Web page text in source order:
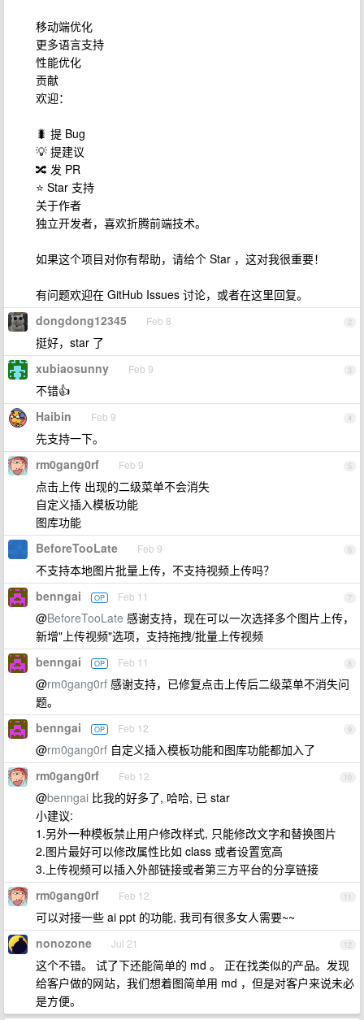
移动端优化
更多语言支持
性能优化
贡献
欢迎：
🐛 提 Bug
💡 提建议
🔀 发 PR
⭐ Star 支持
关于作者
独立开发者，喜欢折腾前端技术。
如果这个项目对你有帮助，请给个 Star ，这对我很重要！
有问题欢迎在 GitHub Issues 讨论，或者在这里回复。
2
dongdong12345 Feb 8
挺好，star 了
3
xubiaosunny Feb 9
不错👍
4
Haibin Feb 9
先支持一下。
5
rm0gang0rf Feb 9
点击上传 出现的二级菜单不会消失
自定义插入模板功能
图库功能
6
BeforeTooLate Feb 9
不支持本地图片批量上传，不支持视频上传吗？
7
benngai OP Feb 11
@BeforeTooLate 感谢支持，现在可以一次选择多个图片上传，
新增"上传视频"选项，支持拖拽/批量上传视频
8
benngai OP Feb 11
@rm0gang0rf 感谢支持，已修复点击上传后二级菜单不消失问
题。
9
benngai OP Feb 12
@rm0gang0rf 自定义插入模板功能和图库功能都加入了
10
rm0gang0rf Feb 12
@benngai 比我的好多了, 哈哈, 已 star
小建议:
1.另外一种模板禁止用户修改样式, 只能修改文字和替换图片
2.图片最好可以修改属性比如 class 或者设置宽高
3.上传视频可以插入外部链接或者第三方平台的分享链接
11
rm0gang0rf Feb 12
可以对接一些 ai ppt 的功能, 我司有很多女人需要~~
12
nonozone Jul 21
这个不错。 试了下还能简单的 md 。 正在找类似的产品。发现
给客户做的网站，我们想着图简单用 md ，但是对客户来说未必
是方便。